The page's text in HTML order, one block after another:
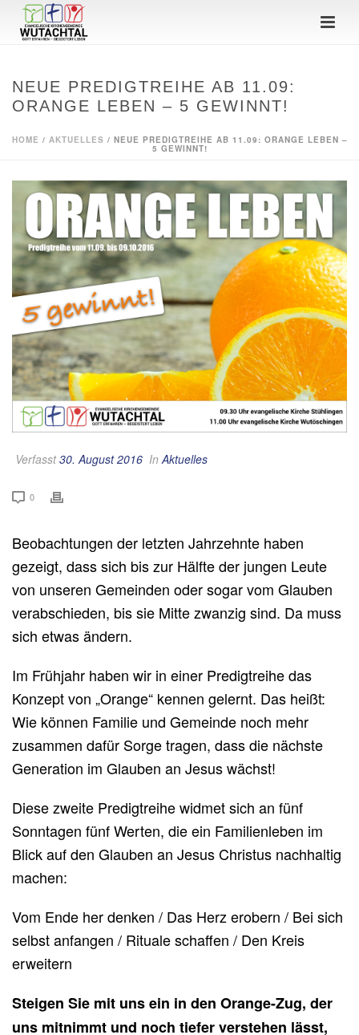
NEUE PREDIGTREIHE AB 11.09:
ORANGE LEBEN – 5 GEWINNT!
HOME / AKTUELLES / NEUE PREDIGTREIHE AB 11.09: ORANGE LEBEN –
5 GEWINNT!
Verfasst30. August 2016 In Aktuelles
0
Beobachtungen der letzten Jahrzehnte haben
gezeigt, dass sich bis zur Hälfte der jungen Leute
von unseren Gemeinden oder sogar vom Glauben
verabschieden, bis sie Mitte zwanzig sind. Da muss
sich etwas ändern.
Im Frühjahr haben wir in einer Predigtreihe das
Konzept von „Orange“ kennen gelernt. Das heißt:
Wie können Familie und Gemeinde noch mehr
zusammen dafür Sorge tragen, dass die nächste
Generation im Glauben an Jesus wächst!
Diese zweite Predigtreihe widmet sich an fünf
Sonntagen fünf Werten, die ein Familienleben im
Blick auf den Glauben an Jesus Christus nachhaltig
machen:
Vom Ende her denken / Das Herz erobern / Bei sich
selbst anfangen / Rituale schaffen / Den Kreis
erweitern
Steigen Sie mit uns ein in den Orange-Zug, der
uns mitnimmt und noch tiefer verstehen lässt,